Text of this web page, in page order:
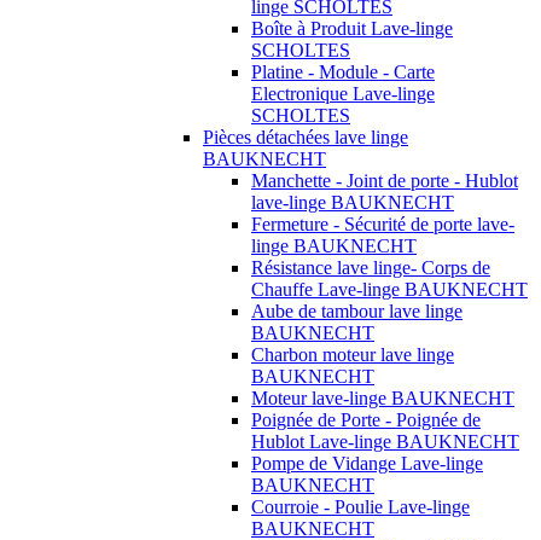
linge SCHOLTES
Boîte à Produit Lave-linge
SCHOLTES
Platine - Module - Carte
Electronique Lave-linge
SCHOLTES
Pièces détachées lave linge
BAUKNECHT
Manchette - Joint de porte - Hublot
lave-linge BAUKNECHT
Fermeture - Sécurité de porte lave-
linge BAUKNECHT
Résistance lave linge- Corps de
Chauffe Lave-linge BAUKNECHT
Aube de tambour lave linge
BAUKNECHT
Charbon moteur lave linge
BAUKNECHT
Moteur lave-linge BAUKNECHT
Poignée de Porte - Poignée de
Hublot Lave-linge BAUKNECHT
Pompe de Vidange Lave-linge
BAUKNECHT
Courroie - Poulie Lave-linge
BAUKNECHT